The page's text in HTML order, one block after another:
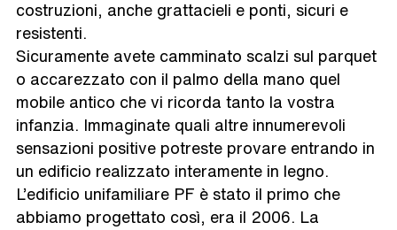
costruzioni, anche grattacieli e ponti, sicuri e
resistenti.
Sicuramente avete camminato scalzi sul parquet
o accarezzato con il palmo della mano quel
mobile antico che vi ricorda tanto la vostra
infanzia. Immaginate quali altre innumerevoli
sensazioni positive potreste provare entrando in
un edificio realizzato interamente in legno.
L’edificio unifamiliare PF è stato il primo che
abbiamo progettato così, era il 2006. La